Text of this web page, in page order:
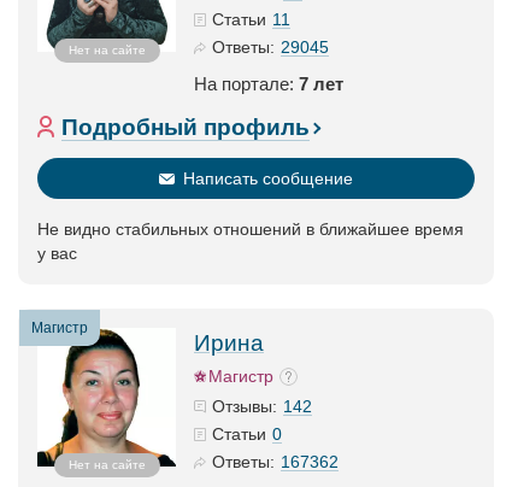
Нет на сайте
Статьи 11
Ответы: 29045
На портале: 7 лет
Подробный профиль
Написать сообщение
Не видно стабильных отношений в ближайшее время
у вас
Магистр
Нет на сайте
Ирина
Магистр
Отзывы: 142
Статьи 0
Ответы: 167362